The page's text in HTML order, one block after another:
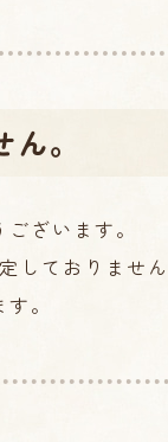
。
ざいます。
しておりません
。